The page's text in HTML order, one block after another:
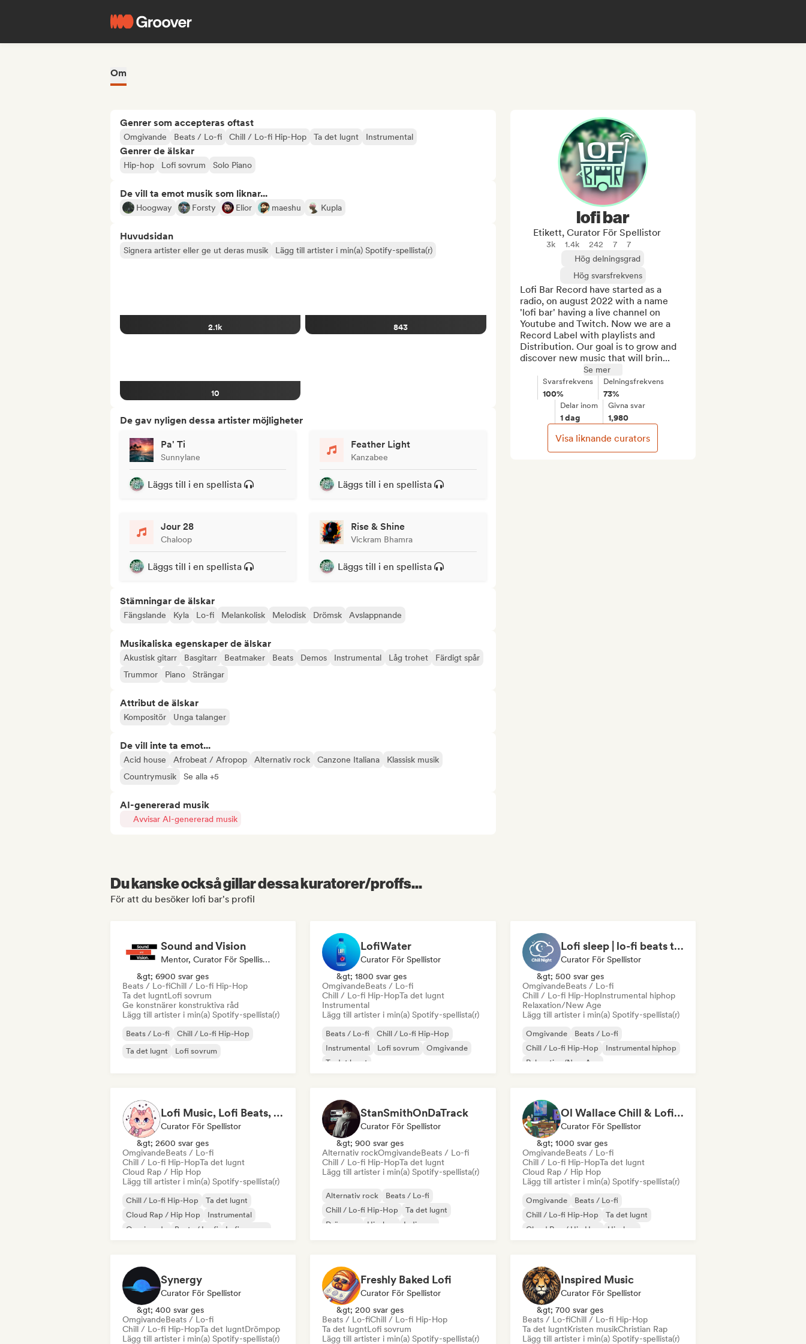
Om
Genrer som accepteras oftast
Omgivande Beats / Lo-fi Chill / Lo-fi Hip-Hop Ta det lugnt Instrumental
Genrer de älskar
Hip-hop Lofi sovrum Solo Piano
De vill ta emot musik som liknar...
Hoogway Forsty Elior maeshu Kupla
Huvudsidan
Signera artister eller ge ut deras musik Lägg till artister i min(a) Spotify-spellista(r)
2.1k 843
10
De gav nyligen dessa artister möjligheter
Pa' Ti
Sunnylane
Läggs till i en spellista
Feather Light
Kanzabee
Läggs till i en spellista
Jour 28
Chaloop
Läggs till i en spellista
Rise & Shine
Vickram Bhamra
Läggs till i en spellista
Stämningar de älskar
Fängslande Kyla Lo-fi Melankolisk Melodisk Drömsk Avslappnande
Musikaliska egenskaper de älskar
Akustisk gitarr Basgitarr Beatmaker Beats Demos Instrumental Låg trohet
Färdigt spår
Trummor
Piano Strängar
Attribut de älskar
Kompositör Unga talanger
De vill inte ta emot...
Acid house Afrobeat / Afropop Alternativ rock Canzone Italiana
Klassisk musik
Countrymusik
Se alla +5
AI-genererad musik
Avvisar AI-genererad musik
lofi bar
Etikett, Curator För Spellistor
3k 1.4k 242 7
7
Hög delningsgrad
Hög svarsfrekvens
Lofi Bar Record have started as a
radio, on august 2022 with a name
'lofi bar' having a live channel on
Youtube and Twitch. Now we are a
Record Label with playlists and
Distribution. Our goal is to grow and
discover new music that will brin...
Se mer
Svarsfrekvens
100%
Delningsfrekvens
73%
Delar inom
1 dag
Givna svar
1,980
Visa liknande curators
Du kanske också gillar dessa kuratorer/proffs...
För att du besöker lofi bar's profil
Sound and Vision
Mentor, Curator För Spellistor
&gt; 6900 svar ges
Beats / Lo-fiChill / Lo-fi Hip-Hop
Ta det lugntLofi sovrum
Ge konstnärer konstruktiva råd
Lägg till artister i min(a) Spotify-spellista(r)
Beats / Lo-fi
Chill / Lo-fi Hip-Hop
Ta det lugnt
Lofi sovrum
LofiWater
Curator För Spellistor
&gt; 1800 svar ges
OmgivandeBeats / Lo-fi
Chill / Lo-fi Hip-HopTa det lugnt
Instrumental
Lägg till artister i min(a) Spotify-spellista(r)
Beats / Lo-fi
Chill / Lo-fi Hip-Hop
Instrumental
Lofi sovrum
Omgivande
Ta det lugnt
Lofi sleep | lo-fi beats to sleep, relaxation, and meditation
Curator För Spellistor
&gt; 500 svar ges
OmgivandeBeats / Lo-fi
Chill / Lo-fi Hip-HopInstrumental hiphop
Relaxation/New Age
Lägg till artister i min(a) Spotify-spellista(r)
Omgivande
Beats / Lo-fi
Chill / Lo-fi Hip-Hop
Instrumental hiphop
Relaxation/New Age
Lofi Music, Lofi Beats, Lofi HipHop & Study Beats
Curator För Spellistor
&gt; 2600 svar ges
OmgivandeBeats / Lo-fi
Chill / Lo-fi Hip-HopTa det lugnt
Cloud Rap / Hip Hop
Lägg till artister i min(a) Spotify-spellista(r)
Chill / Lo-fi Hip-Hop
Ta det lugnt
Cloud Rap / Hip Hop
Instrumental
Omgivande
Beats / Lo-fi
Lofi sovrum
StanSmithOnDaTrack
Curator För Spellistor
&gt; 900 svar ges
Alternativ rockOmgivandeBeats / Lo-fi
Chill / Lo-fi Hip-HopTa det lugnt
Lägg till artister i min(a) Spotify-spellista(r)
Alternativ rock
Beats / Lo-fi
Chill / Lo-fi Hip-Hop
Ta det lugnt
Drömpop
Hip-hop
Indiepop
Ol Wallace Chill & Lofi Lounge
Curator För Spellistor
&gt; 1000 svar ges
OmgivandeBeats / Lo-fi
Chill / Lo-fi Hip-HopTa det lugnt
Cloud Rap / Hip Hop
Lägg till artister i min(a) Spotify-spellista(r)
Omgivande
Beats / Lo-fi
Chill / Lo-fi Hip-Hop
Ta det lugnt
Cloud Rap / Hip Hop
Hip-hop
Synergy
Curator För Spellistor
&gt; 400 svar ges
OmgivandeBeats / Lo-fi
Chill / Lo-fi Hip-HopTa det lugntDrömpop
Lägg till artister i min(a) Spotify-spellista(r)
Freshly Baked Lofi
Curator För Spellistor
&gt; 200 svar ges
Beats / Lo-fiChill / Lo-fi Hip-Hop
Ta det lugntLofi sovrum
Lägg till artister i min(a) Spotify-spellista(r)
Inspired Music
Curator För Spellistor
&gt; 700 svar ges
Beats / Lo-fiChill / Lo-fi Hip-Hop
Ta det lugntKristen musikChristian Rap
Lägg till artister i min(a) Spotify-spellista(r)